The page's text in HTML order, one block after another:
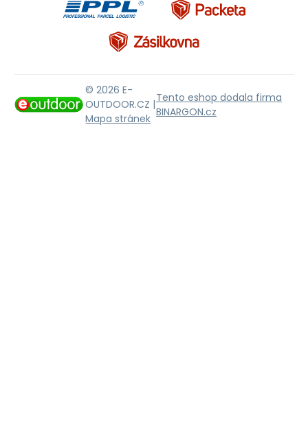
© 2026 E-
OUTDOOR.CZ |
Mapa stránek
Tento eshop dodala firma
BINARGON.cz